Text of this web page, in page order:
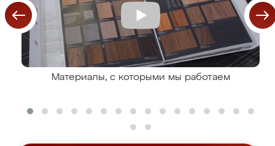
Материалы, с которыми мы работаем